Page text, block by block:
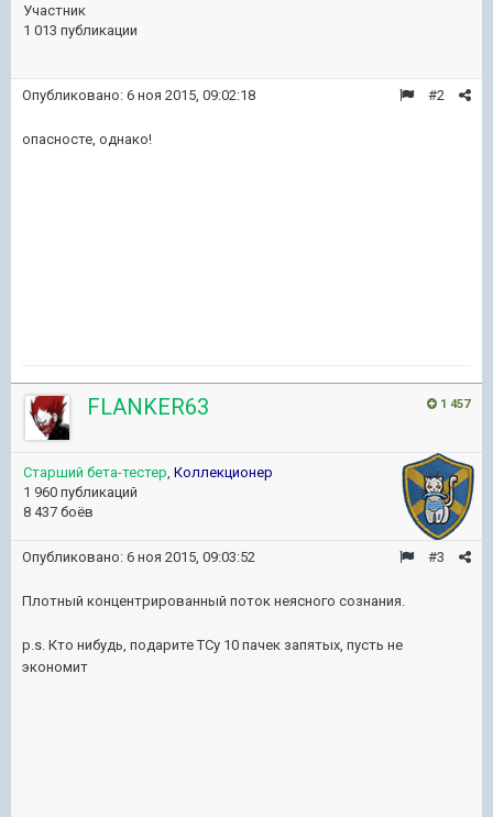
Участник
1 013 публикации
#2
Опубликовано: 6 ноя 2015, 09:02:18
опасносте, однако!
1 457
FLANKER63
Старший бета-тестер Коллекционер
1 960 публикаций
8 437 боёв
#3
Опубликовано: 6 ноя 2015, 09:03:52
Плотный концентрированный поток неясного сознания.
p.s. Кто нибудь, подарите ТСу 10 пачек запятых, пусть не
экономит